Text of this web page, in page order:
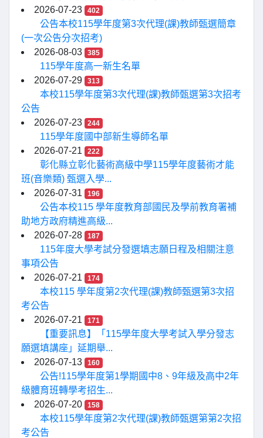
2026-07-23
402
公告本校115學年度第3次代理(課)教師甄選簡章
(一次公告分次招考)
2026-08-03
385
115學年度高一新生名單
2026-07-29
313
本校115學年度第3次代理(課)教師甄選第3次招考
公告
2026-07-23
244
115學年度國中部新生導師名單
2026-07-21
222
彰化縣立彰化藝術高級中學115學年度藝術才能
班(音樂類) 甄選入學...
2026-07-31
196
公告本校115 學年度教育部國民及學前教育署補
助地方政府精進高級...
2026-07-28
187
115年度大學考試分發選填志願日程及相關注意
事項公告
2026-07-21
174
本校115 學年度第2次代理(課)教師甄選第3次招
考公告
2026-07-21
171
【重要訊息】「115學年度大學考試入學分發志
願選填講座」延期舉...
2026-07-13
160
公告!115學年度第1學期國中8、9年級及高中2年
級體育班轉學考招生...
2026-07-20
158
本校115學年度第2次代理(課)教師甄選第第2次招
考公告